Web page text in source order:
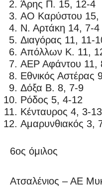
Άρης Π. 15, 12-4
ΑΟ Καρύστου 15,
Ν. Αρτάκη 14, 7-4
Διαγόρας 11, 11-
Απόλλων Κ. 11,
ΑΕΡ Αφάντου 11,
Εθνικός Αστέρας
Δόξα Β. 8, 7-9
Ρόδος 5, 4-12
Κένταυρος 4, 3-13
Αμαρυνθιακός 3,
6ος όμιλος
Ατσαλένιος – ΑΕ